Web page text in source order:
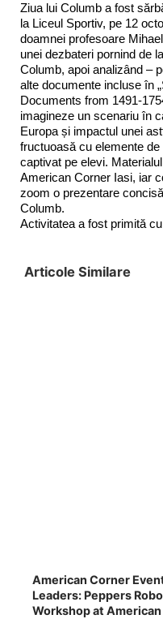
Ziua lui Columb a fost
la Liceul Sportiv, pe 12
doamnei profesoare
unei dezbateri pornind de
Columb, apoi analizând –
alte documente incluse în
Documents from 1491-
imagineze un scenariu în
Europa și impactul unei
fructuoasă cu elemente
captivat pe elevi.
American Corner Iasi, iar
zoom o prezentare
Columb.
Activitatea a fost primită
Articole Similare
American Corner
Leaders: Peppers
Workshop at